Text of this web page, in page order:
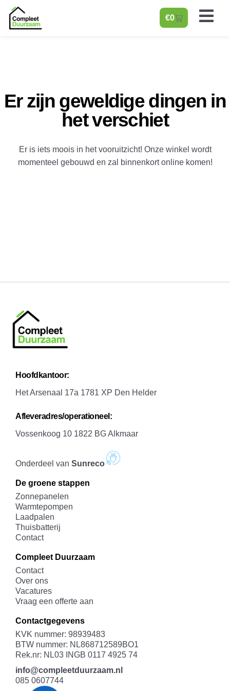
€0
Er zijn geweldige dingen in
het verschiet
Er is iets moois in het vooruitzicht! Onze winkel wordt
momenteel gebouwd en zal binnenkort online komen!
Hoofdkantoor:
Het Arsenaal 17a 1781 XP Den Helder
Afleveradres/operationeel:
Vossenkoog 10 1822 BG Alkmaar
Onderdeel van Sunreco
De groene stappen
Zonnepanelen
Warmtepompen
Laadpalen
Thuisbatterij
Contact
Compleet Duurzaam
Contact
Over ons
Vacatures
Vraag een offerte aan
Contactgegevens
KVK nummer: 98939483
BTW nummer: NL868712589BO1
Rek.nr: NL03 INGB 0117 4925 74
info@compleetduurzaam.nl
085 0607744